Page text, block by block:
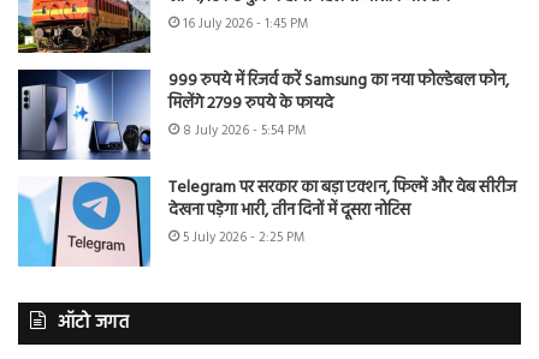
16 July 2026 - 1:45 PM
999 रुपये में रिजर्व करें Samsung का नया फोल्डेबल फोन,
मिलेंगे 2799 रुपये के फायदे
8 July 2026 - 5:54 PM
Telegram पर सरकार का बड़ा एक्शन, फिल्में और वेब सीरीज
देखना पड़ेगा भारी, तीन दिनों में दूसरा नोटिस
5 July 2026 - 2:25 PM
ऑटो जगत